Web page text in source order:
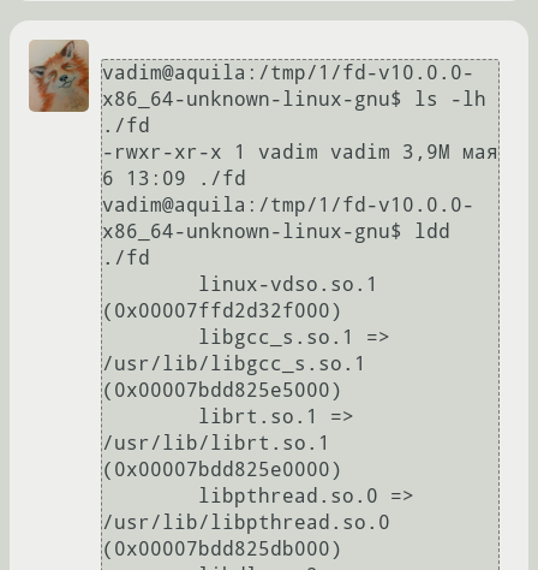
vadim@aquila:/tmp/1/fd-v10.0.0-
x86_64-unknown-linux-gnu$ ls -lh
./fd
-rwxr-xr-x 1 vadim vadim 3,9M мая
6 13:09 ./fd
vadim@aquila:/tmp/1/fd-v10.0.0-
x86_64-unknown-linux-gnu$ ldd
./fd
(0x00007ffd2d32f000)
/usr/lib/libgcc_s.so.1
(0x00007bdd825e5000)
/usr/lib/librt.so.1
(0x00007bdd825e0000)
/usr/lib/libpthread.so.0
(0x00007bdd825db000)